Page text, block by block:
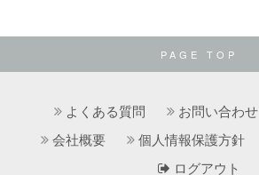
PAGE TOP
よくある質問 お問い合わせ
会社概要
個人情報保護方針
ログアウト